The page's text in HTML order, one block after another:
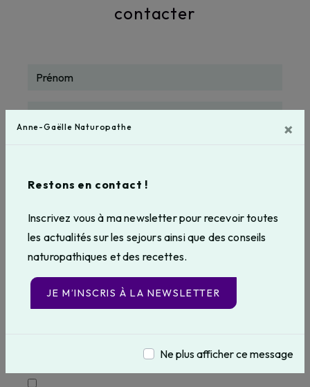
Anne-Gaëlle Naturopathe ×
Restons en contact !
Inscrivez vous à ma newsletter pour recevoir toutes
les actualités sur les sejours ainsi que des conseils
naturopathiques et des recettes.
JE M’INSCRIS À LA NEWSLETTER
Ne plus afficher ce message
contacter